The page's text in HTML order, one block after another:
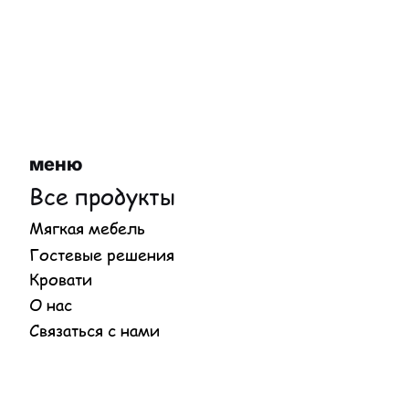
меню
Все продукты
Мягкая мебель
Гостевые решения
Кровати
О нас
Связаться с нами